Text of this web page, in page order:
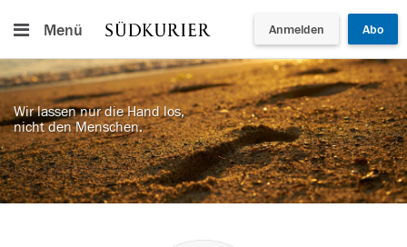
Menü Anmelden Abo
Wir lassen nur die Hand los,
nicht den Menschen.